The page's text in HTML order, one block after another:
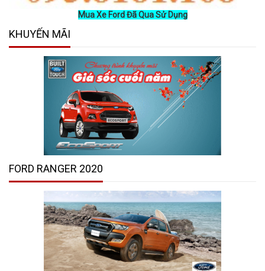
Mua Xe Ford Đã Qua Sử Dụng
KHUYẾN MÃI
FORD RANGER 2020